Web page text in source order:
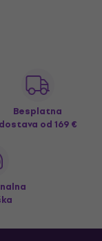
Besplatna
dostava od 169 €